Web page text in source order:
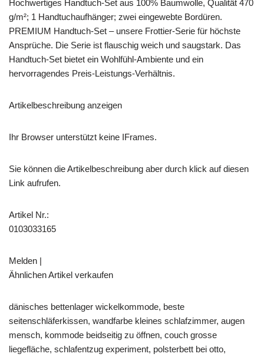
Hochwertiges Handtuch-Set aus 100% Baumwolle, Qualität 470
g/m²; 1 Handtuchaufhänger; zwei eingewebte Bordüren.
PREMIUM Handtuch-Set – unsere Frottier-Serie für höchste
Ansprüche. Die Serie ist flauschig weich und saugstark. Das
Handtuch-Set bietet ein Wohlfühl-Ambiente und ein
hervorragendes Preis-Leistungs-Verhältnis.
Artikelbeschreibung anzeigen
Ihr Browser unterstützt keine IFrames.
Sie können die Artikelbeschreibung aber durch klick auf diesen
Link aufrufen.
Artikel Nr.:
0103033165
Melden |
Ähnlichen Artikel verkaufen
dänisches bettenlager wickelkommode, beste
seitenschläferkissen, wandfarbe kleines schlafzimmer, augen
mensch, kommode beidseitig zu öffnen, couch grosse
liegefläche, schlafentzug experiment, polsterbett bei otto,